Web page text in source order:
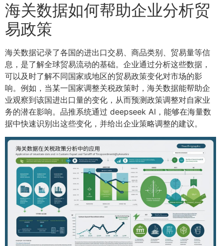
海关数据如何帮助企业分析贸
易政策
海关数据记录了各国的进出口交易、商品类别、贸易量等信
息，是了解全球贸易流动的基础。企业通过分析这些数据，
可以及时了解不同国家或地区的贸易政策变化对市场的影
响。例如，当某一国家调整关税政策时，海关数据能帮助企
业观察到该国进出口量的变化，从而预测政策调整对自家业
务的潜在影响。品推系统通过 deepseek AI，能够在海量数
据中快速识别出这些变化，并给出企业策略调整的建议。